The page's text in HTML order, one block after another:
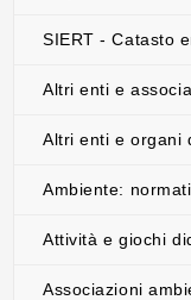
SIERT - Catasto
Altri enti e
Altri enti e organi
Ambiente:
Attività e giochi
Associazioni